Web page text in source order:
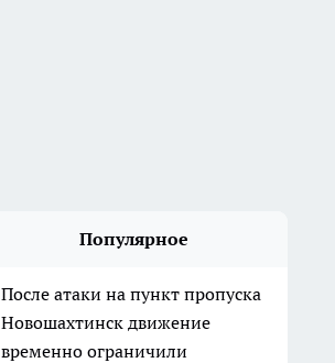
Популярное
После атаки на пункт пропуска
Новошахтинск движение
временно ограничили